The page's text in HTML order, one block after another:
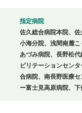
指定病院
佐久総合病院本院、
小海分院、浅間南麓
あづみ病院、長野松
ビリテーションセン
合病院、南長野医療
ー富士見高原病院、